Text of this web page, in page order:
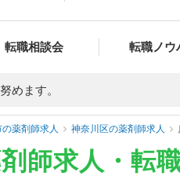
転職相談会 転職ノウ
めます。
薬剤師求人 神奈川区の薬剤師求人
師求人・転